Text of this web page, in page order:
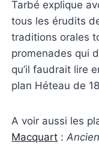
Tarbé explique
tous les érudits
traditions orales
promenades qui
qu’il faudrait lire
plan Héteau de
A voir aussi les
Macquart :